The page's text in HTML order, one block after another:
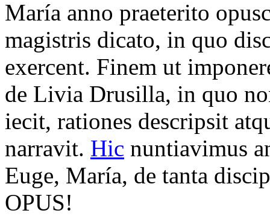
María anno praeterito
magistris dicato, in quo
exercent. Finem ut
de Livia Drusilla, in quo
iecit, rationes descripsit
narravit. Hic nuntiavimus
Euge, María, de tanta
OPUS!